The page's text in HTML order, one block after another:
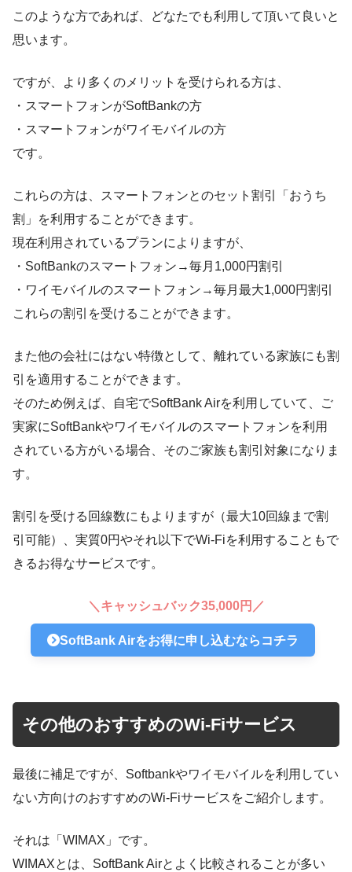
このような方であれば、どなたでも利用して頂いて良いと
思います。
ですが、より多くのメリットを受けられる方は、
・スマートフォンがSoftBankの方
・スマートフォンがワイモバイルの方
です。
これらの方は、スマートフォンとのセット割引「おうち
割」を利用することができます。
現在利用されているプランによりますが、
・SoftBankのスマートフォン→毎月1,000円割引
・ワイモバイルのスマートフォン→毎月最大1,000円割引
これらの割引を受けることができます。
また他の会社にはない特徴として、離れている家族にも割
引を適用することができます。
そのため例えば、自宅でSoftBank Airを利用していて、ご
実家にSoftBankやワイモバイルのスマートフォンを利用
されている方がいる場合、そのご家族も割引対象になりま
す。
割引を受ける回線数にもよりますが（最大10回線まで割
引可能）、実質0円やそれ以下でWi-Fiを利用することもで
きるお得なサービスです。
＼キャッシュバック35,000円／
SoftBank Airをお得に申し込むならコチラ
その他のおすすめのWi-Fiサービス
最後に補足ですが、Softbankやワイモバイルを利用してい
ない方向けのおすすめのWi-Fiサービスをご紹介します。
それは「WIMAX」です。
WIMAXとは、SoftBank Airとよく比較されることが多い